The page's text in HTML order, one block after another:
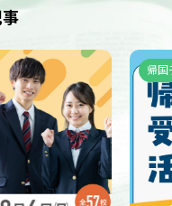
帰国